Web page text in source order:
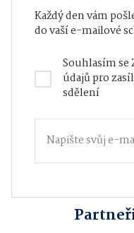
Každý den vám
do vaší e-mailové
Souhlasím se
údajůpro
sdělení